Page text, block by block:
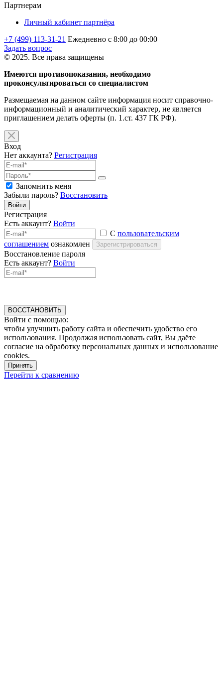
Партнерам
Личный кабинет партнёра
+7 (499) 113-31-21 Ежедневно с 8:00 до 00:00
Задать вопрос
© 2025. Все права защищены
Имеются противопоказания, необходимо
проконсультироваться со специалистом
Размещаемая на данном сайте информация носит справочно-
информационный и аналитический характер, не является
приглашением делать оферты (п. 1.ст. 437 ГК РФ).
Вход
Нет аккаунта? Регистрация
Запомнить меня
Забыли пароль? Восстановить
Войти
Регистрация
Есть аккаунт? Войти
С пользовательским
соглашением ознакомлен Зарегистрироваться
Восстановление пароля
Есть аккаунт? Войти
ВОССТАНОВИТЬ
Войти с помощью:
чтобы улучшить работу сайта и обеспечить удобство его
использования. Продолжая использовать сайт, Вы даёте
согласие на обработку персональных данных и использование
cookies.
Принять
Перейти к сравнению